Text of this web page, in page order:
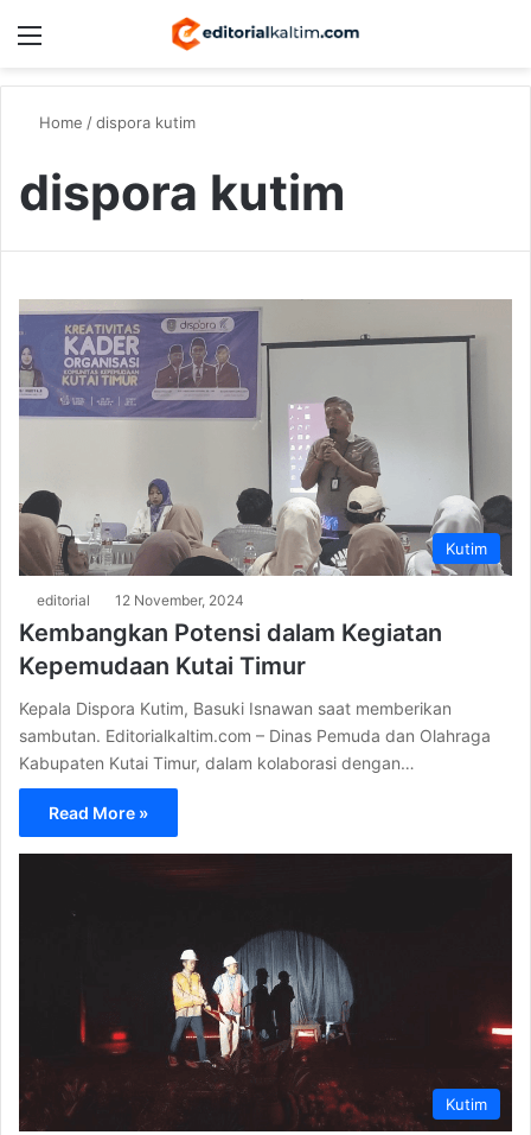
Home /dispora kutim
dispora kutim
Kutim
editorial 12 November, 2024
Kembangkan Potensi dalam Kegiatan
Kepemudaan Kutai Timur
Kepala Dispora Kutim, Basuki Isnawan saat memberikan
sambutan. Editorialkaltim.com – Dinas Pemuda dan Olahraga
Kabupaten Kutai Timur, dalam kolaborasi dengan…
Read More »
Kutim